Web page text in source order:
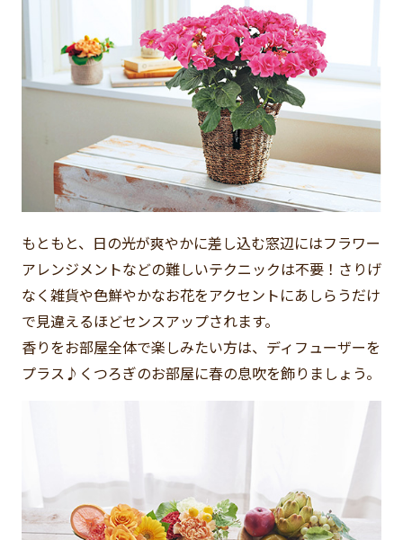
もともと、日の光が爽やかに差し込む窓辺にはフラワー
アレンジメントなどの難しいテクニックは不要！さりげ
なく雑貨や色鮮やかなお花をアクセントにあしらうだけ
で見違えるほどセンスアップされます。
香りをお部屋全体で楽しみたい方は、ディフューザーを
プラス♪くつろぎのお部屋に春の息吹を飾りましょう。